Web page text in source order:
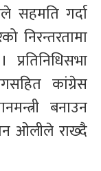
सहमति गर्दा
निरन्तरतामा
कांग्रेस
बनाउन
ओलीले राख्दै